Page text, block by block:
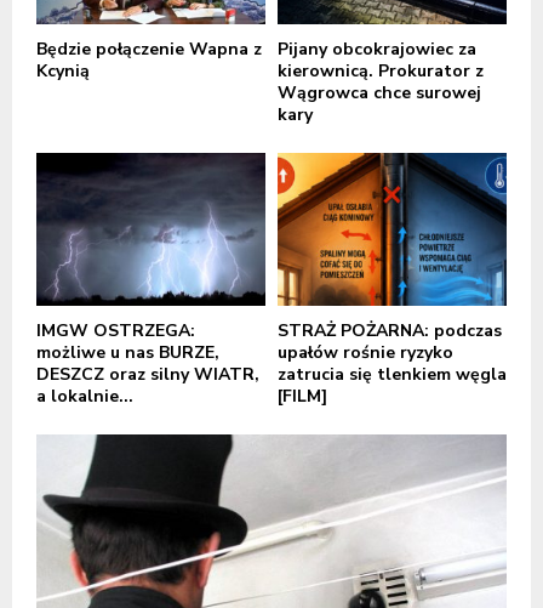
Będzie połączenie Wapna z
Kcynią
Pijany obcokrajowiec za
kierownicą. Prokurator z
Wągrowca chce surowej
kary
IMGW OSTRZEGA:
możliwe u nas BURZE,
DESZCZ oraz silny WIATR,
a lokalnie...
STRAŻ POŻARNA: podczas
upałów rośnie ryzyko
zatrucia się tlenkiem węgla
[FILM]